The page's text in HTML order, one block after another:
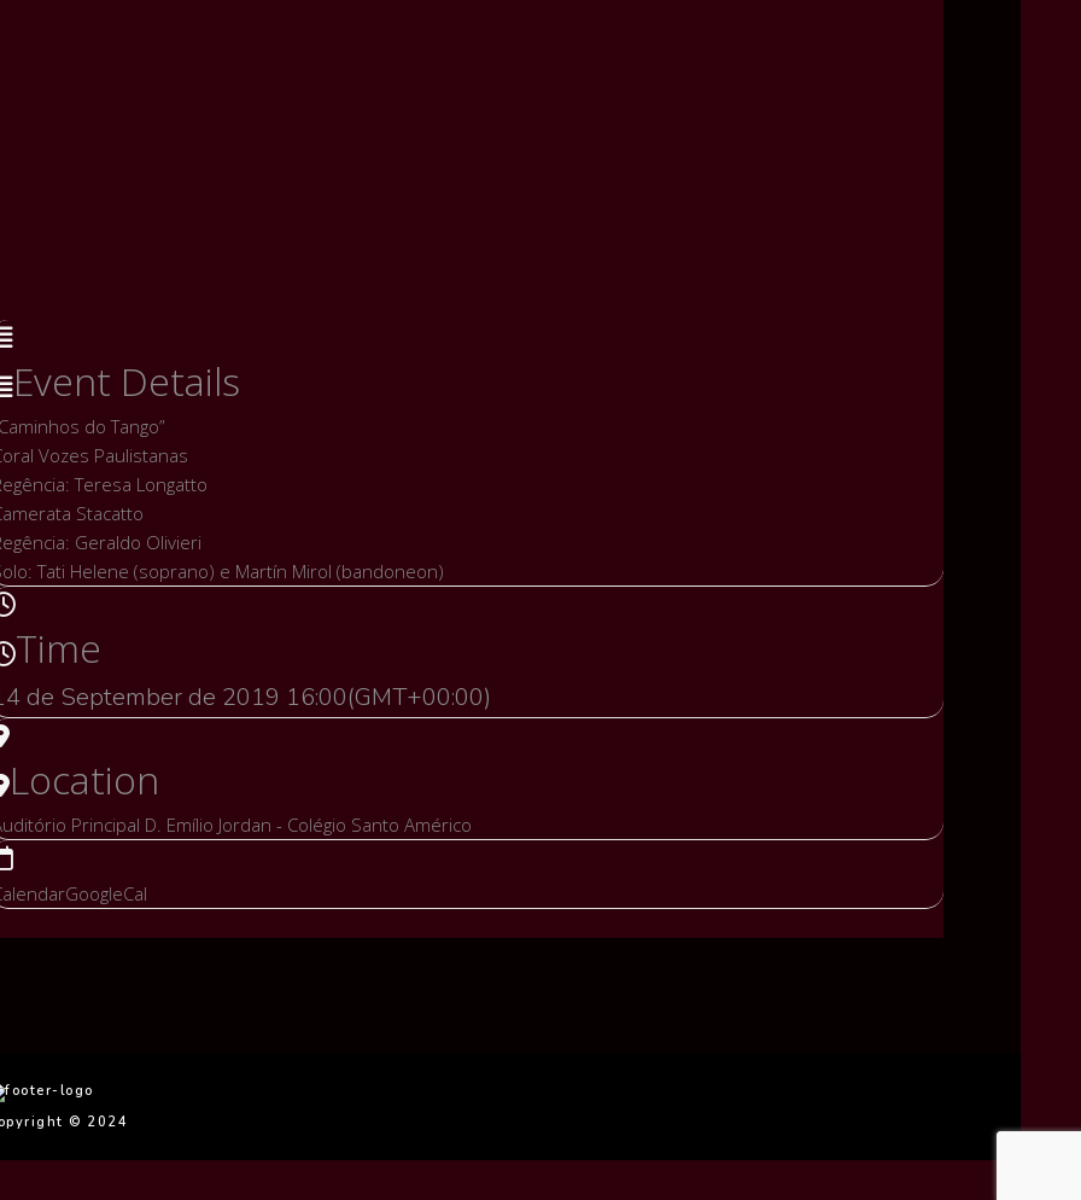
Event Details
do Tango”
Vozes Paulistanas
Teresa Longatto
Stacatto
Geraldo Olivieri
Tati Helene (soprano) e Martín Mirol (bandoneon)
Time
de September de 2019 16:00(GMT+00:00)
Location
Principal D. Emílio Jordan - Colégio Santo Américo
GoogleCal
© 2024